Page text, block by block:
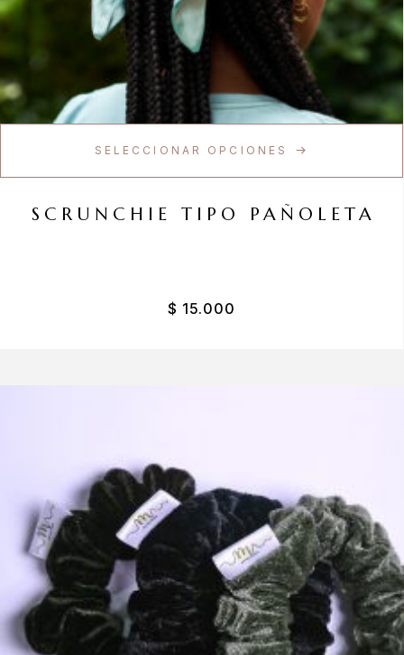
SELECCIONAR OPCIONES
SCRUNCHIE TIPO PAÑOLETA
$ 15.000